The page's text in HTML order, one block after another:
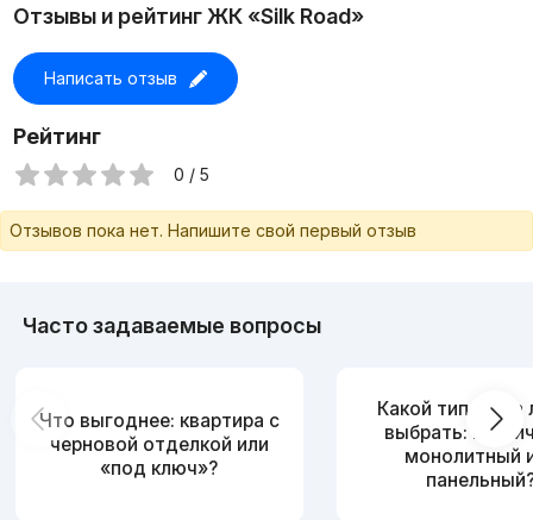
Отзывы и рейтинг ЖК «Silk Road»
Написать отзыв
Рейтинг
0 / 5
Отзывов пока нет. Напишите свой первый отзыв
Часто задаваемые вопросы
Что выгоднее: квартира с
черновой отделкой или
«под ключ»?
Какой тип дома
выбрать:
монолитный